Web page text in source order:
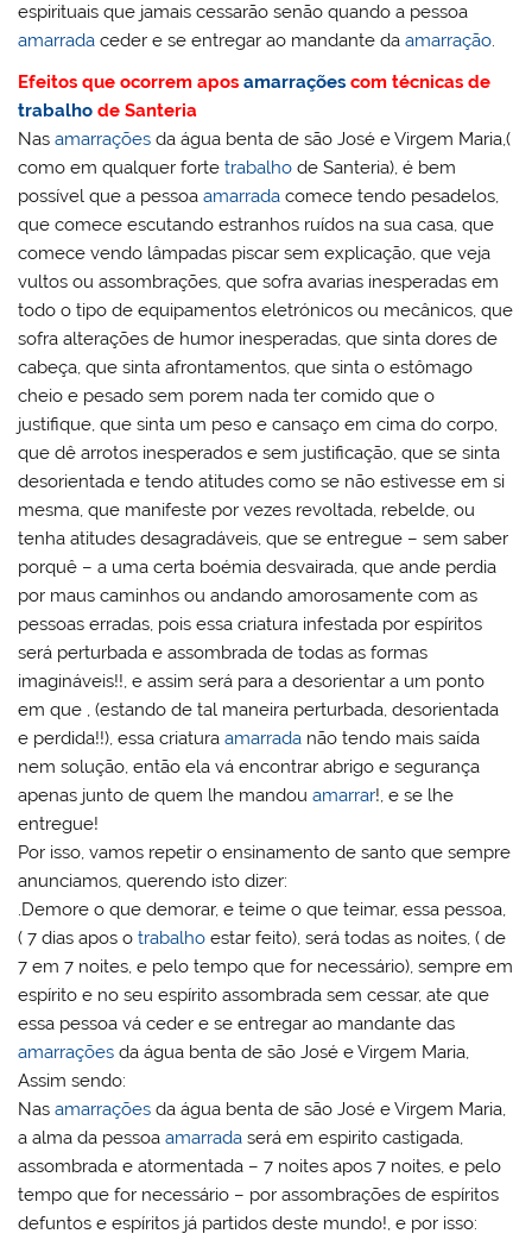
espirituais que jamais cessarão senão quando a pessoa
amarrada ceder e se entregar ao mandante daamarração.
Efeitos que ocorrem aposamarrações com técnicas de
trabalho de Santeria
Nasamarrações da água benta de são José e Virgem Maria,(
como em qualquer fortetrabalho de Santeria), é bem
possível que a pessoaamarrada comece tendo pesadelos,
que comece escutando estranhos ruídos na sua casa, que
comece vendo lâmpadas piscar sem explicação, que veja
vultos ou assombrações, que sofra avarias inesperadas em
todo o tipo de equipamentos eletrónicos ou mecânicos, que
sofra alterações de humor inesperadas, que sinta dores de
cabeça, que sinta afrontamentos, que sinta o estômago
cheio e pesado sem porem nada ter comido que o
justifique, que sinta um peso e cansaço em cima do corpo,
que dê arrotos inesperados e sem justificação, que se sinta
desorientada e tendo atitudes como se não estivesse em si
mesma, que manifeste por vezes revoltada, rebelde, ou
tenha atitudes desagradáveis, que se entregue – sem saber
porquê – a uma certa boémia desvairada, que ande perdia
por maus caminhos ou andando amorosamente com as
pessoas erradas, pois essa criatura infestada por espíritos
será perturbada e assombrada de todas as formas
imagináveis!!, e assim será para a desorientar a um ponto
em que , (estando de tal maneira perturbada, desorientada
e perdida!!), essa criaturaamarrada não tendo mais saída
nem solução, então ela vá encontrar abrigo e segurança
apenas junto de quem lhe mandouamarrar!, e se lhe
entregue!
Por isso, vamos repetir o ensinamento de santo que sempre
anunciamos, querendo isto dizer:
.Demore o que demorar, e teime o que teimar, essa pessoa,
( 7 dias apos otrabalho estar feito), será todas as noites, ( de
7 em 7 noites, e pelo tempo que for necessário), sempre em
espírito e no seu espírito assombrada sem cessar, ate que
essa pessoa vá ceder e se entregar ao mandante das
amarrações da água benta de são José e Virgem Maria,
Assim sendo:
Nasamarrações da água benta de são José e Virgem Maria,
a alma da pessoaamarrada será em espirito castigada,
assombrada e atormentada – 7 noites apos 7 noites, e pelo
tempo que for necessário – por assombrações de espíritos
defuntos e espíritos já partidos deste mundo!, e por isso: